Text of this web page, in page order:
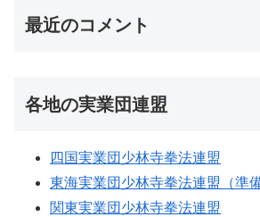
最近のコメント
各地の実業団連盟
四国実業団少林寺拳法連盟
東海実業団少林寺拳法連盟（準備
関東実業団少林寺拳法連盟